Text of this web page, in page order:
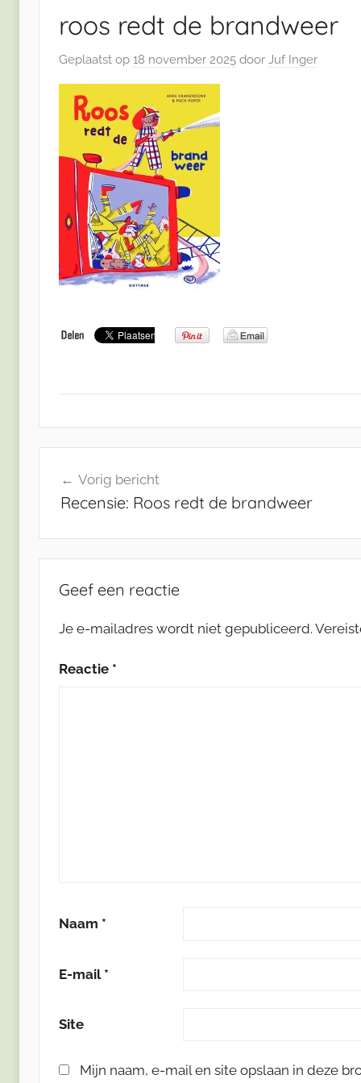
roos redt de brandweer
Geplaatst op 18 november 2025 door Juf Inger
navigatie
Vorig bericht
Recensie: Roos redt de brandweer
Geef een reactie
Je e-mailadres wordt niet gepubliceerd.
Reactie *
Naam *
E-mail *
Site
Mijn naam, e-mail en site opslaan in deze